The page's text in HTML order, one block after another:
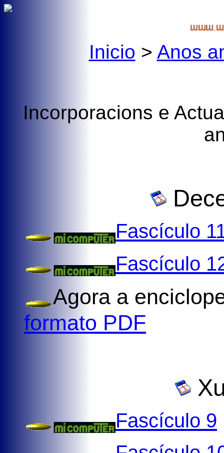
Inicio > Anos
Incorporacions e
Fascículo
Fascículo
Agora a
formato PDF
Fascículo 9